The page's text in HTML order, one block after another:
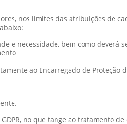
nos limites das atribuições de
e necessidade, bem como deverá
ao Encarregado de Proteção
no que tange ao tratamento de